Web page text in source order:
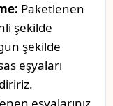
Paketlenen
şekilde
şekilde
eşyaları